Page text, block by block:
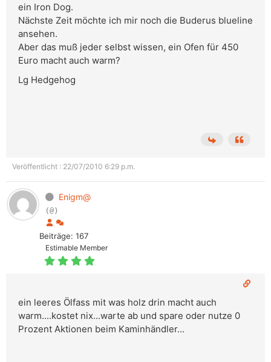
ein Iron Dog.
Nächste Zeit möchte ich mir noch die Buderus blueline
ansehen.
Aber das muß jeder selbst wissen, ein Ofen für 450
Euro macht auch warm?
Lg Hedgehog
Veröffentlicht : 22/07/2010 6:29 p.m.
Enigm@
(@)
Beiträge: 167
Estimable Member
ein leeres Ölfass mit was holz drin macht auch
warm....kostet nix...warte ab und spare oder nutze 0
Prozent Aktionen beim Kaminhändler...